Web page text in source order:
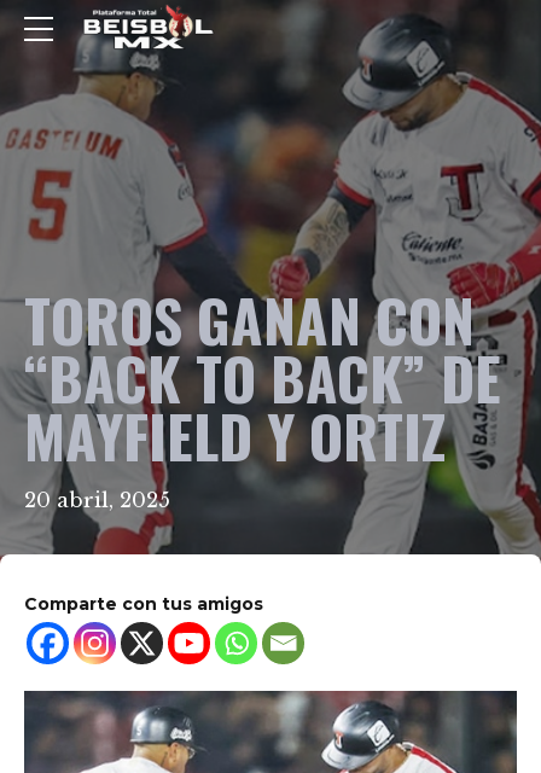
TOROS GANAN CON
“BACK TO BACK” DE
MAYFIELD Y ORTIZ
20 abril, 2025
Comparte con tus amigos